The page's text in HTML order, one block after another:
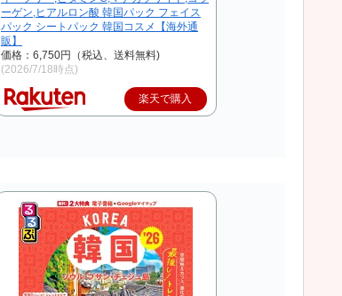
ーゲン,ヒアルロン酸 韓国パック フェイス
パック シートパック 韓国コスメ【海外通
販】
価格：6,750円（税込、送料無料)
(2026/7/18時点)
楽天で購入